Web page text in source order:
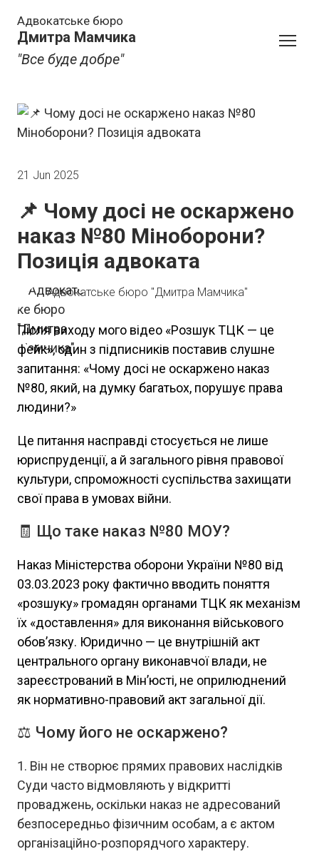
Адвокатське бюро
Дмитра Мамчика
"Все буде добре"
21 Jun 2025
📌 Чому досі не оскаржено
наказ №80 Міноборони?
Позиція адвоката
Адвокатське бюро "Дмитра Мамчика"
Після виходу мого відео «Розшук ТЦК — це
фейк», один з підписників поставив слушне
запитання: «Чому досі не оскаржено наказ
№80, який, на думку багатьох, порушує права
людини?»
Це питання насправді стосується не лише
юриспруденції, а й загального рівня правової
культури, спроможності суспільства захищати
свої права в умовах війни.
🧾 Що таке наказ №80 МОУ?
Наказ Міністерства оборони України №80 від
03.03.2023 року фактично вводить поняття
«розшуку» громадян органами ТЦК як механізм
їх «доставлення» для виконання військового
обов’язку. Юридично — це внутрішній акт
центрального органу виконавчої влади, не
зареєстрований в Мін’юсті, не оприлюднений
як нормативно-правовий акт загальної дії.
⚖️ Чому його не оскаржено?
Він не створює прямих правових наслідків
Суди часто відмовляють у відкритті
проваджень, оскільки наказ не адресований
безпосередньо фізичним особам, а є актом
організаційно-розпорядчого характеру.